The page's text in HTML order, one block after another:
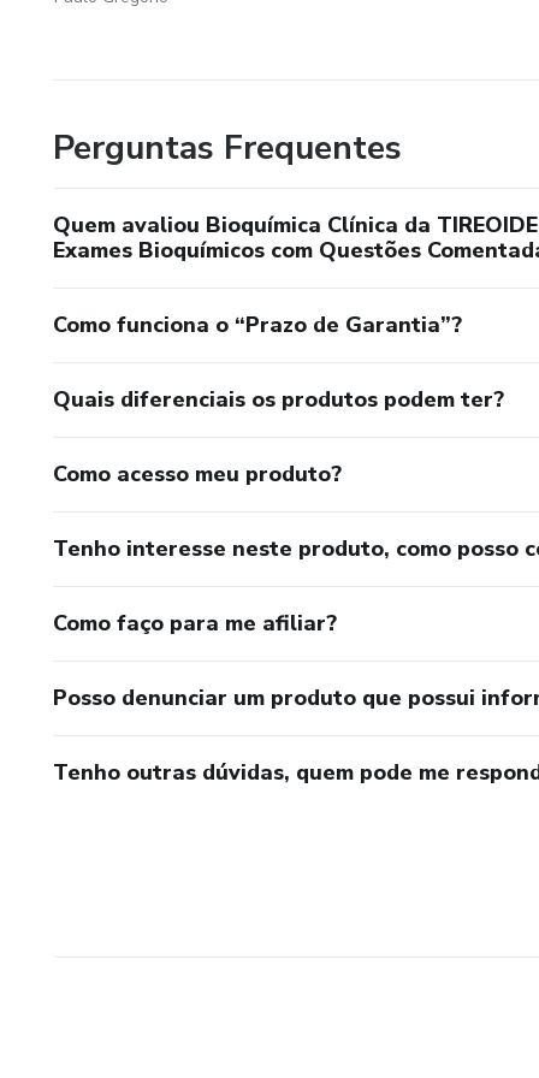
🔻 Dificuldade em casos
✅ A SOLUÇÃO QUE ESSE
✔️ Desenvolver raciocínio
✔️ Correlacionar exame +
✔️ Estudar de forma rápida,
Biomedicina
Farmácia
Perguntas Frequentes
Quem avaliou Bioquímica Clínica da
Exames Bioquímicos com Questões
Como funciona o “Prazo de Garantia”?
Quais diferenciais os produtos podem ter?
Como acesso meu produto?
Tenho interesse neste produto, como posso
Como faço para me afiliar?
Posso denunciar um produto que possui
Tenho outras dúvidas, quem pode me